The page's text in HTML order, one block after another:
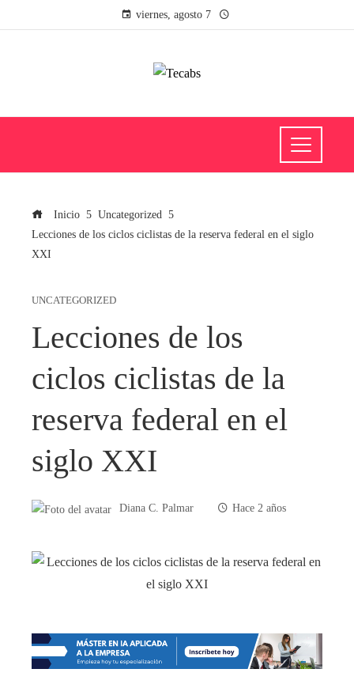
viernes, agosto 7
Inicio
Uncategorized
Lecciones de los ciclos ciclistas de la reserva federal en el siglo
XXI
UNCATEGORIZED
Lecciones de los
ciclos ciclistas de la
reserva federal en el
siglo XXI
Diana C. Palmar Hace 2 años